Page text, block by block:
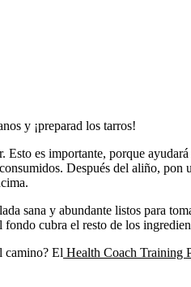
y ¡preparad los tarros!
Esto es importante, porque
Después del aliño, pon
sana y abundante listos para
cubra el resto de los
camino? El Health Coach Training